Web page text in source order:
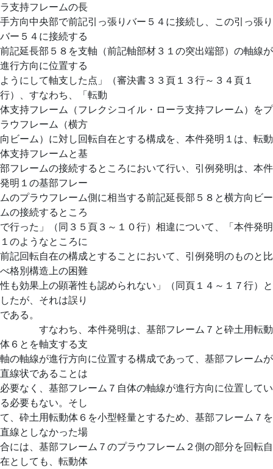
ラ支持フレームの長
手方向中央部で前記引っ張りバー５４に接続し、この引っ張り
バー５４に接続する
前記延長部５８を支軸（前記軸部材３１の突出端部）の軸線が
進行方向に位置する
ようにして軸支した点」（審決書３３頁１３行～３４頁１
行）、すなわち、「転動
体支持フレーム（フレクシコイル・ローラ支持フレーム）をプ
ラウフレーム（横方
向ビーム）に対し回転自在とする構成を、本件発明１は、転動
体支持フレームと基
部フレームの接続するところにおいて行い、引例発明は、本件
発明１の基部フレー
ムのプラウフレーム側に相当する前記延長部５８と横方向ビー
ムの接続するところ
で行った」（同３５頁３～１０行）相違について、「本件発明
１のようなところに
前記回転自在の構成とすることにおいて、引例発明のものと比
べ格別構造上の困難
性も効果上の顕著性も認められない」（同頁１４～１７行）と
したが、それは誤り
である。
すなわち、本件発明は、基部フレーム７と砕土用転動
体６とを軸支する支
軸の軸線が進行方向に位置する構成であって、基部フレームが
直線状であることは
必要なく、基部フレーム７自体の軸線が進行方向に位置してい
る必要もない。そし
て、砕土用転動体６を小型軽量とするため、基部フレーム７を
直線としなかった場
合には、基部フレーム７のプラウフレーム２側の部分を回転自
在としても、転動体